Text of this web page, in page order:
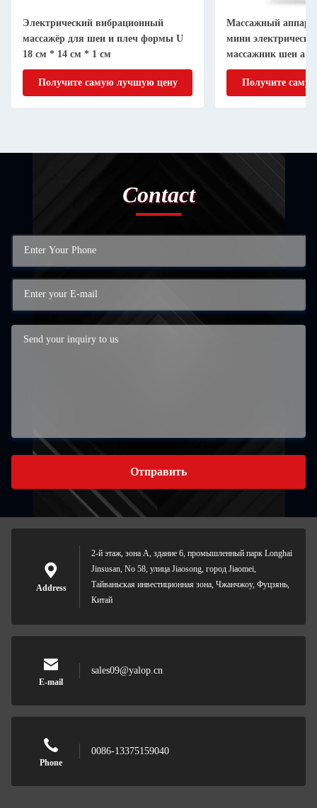
Электрический вибрационный
массажёр для шеи и плеч формы U
18 см * 14 см * 1 см
Получите самую лучшую цену
Массажный
мини
массажник шеи
YLP-2131
Получите
Contact
Отправить
Address
2-й этаж, зона А, здание 6, промышленный парк Longhai
Jinsusan, No 58, улица Jiaosong, город Jiaomei,
Тайваньская инвестиционная зона, Чжанчжоу, Фуцзянь,
Китай
E-mail
sales09@yalop.cn
Phone
0086-13375159040